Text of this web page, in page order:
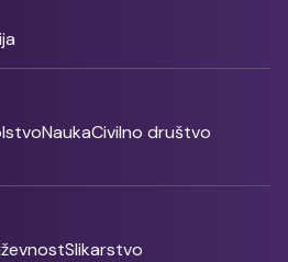
NaukaCivilno društvo
Slikarstvo